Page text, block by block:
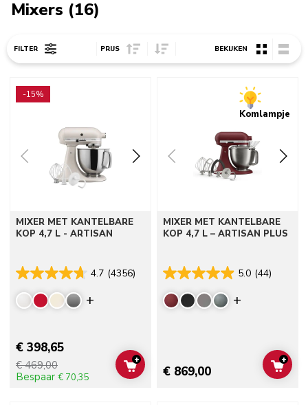
Mixers (16)
FILTER PRIJS Sort Price ascending
Sort Price descending
BEKIJKEN
-15%
MIXER MET KANTELBARE
KOP 4,7 L - ARTISAN
4.7 (4356)
Display more colors
€ 398,65
€ 469,00
Bespaar € 70,35
ADD TO CART
+
Komlampje
MIXER MET KANTELBARE
KOP 4,7 L – ARTISAN PLUS
5.0 (44)
Display
€ 869,00 ADD
+